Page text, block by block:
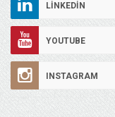
LINKEDIN
YOUTUBE
INSTAGRAM